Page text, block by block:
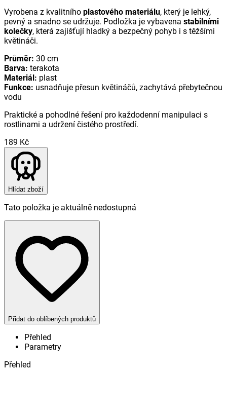
Vyrobena z kvalitního plastového materiálu, který je lehký,
pevný a snadno se udržuje. Podložka je vybavena stabilními
kolečky, která zajišťují hladký a bezpečný pohyb i s těžšími
květináči.
Průměr: 30 cm
Barva: terakota
Materiál: plast
Funkce: usnadňuje přesun květináčů, zachytává přebytečnou
vodu
Praktické a pohodlné řešení pro každodenní manipulaci s
rostlinami a udržení čistého prostředí.
189 Kč
Hlídat zboží
Tato položka je aktuálně nedostupná
Přidat do oblíbených produktů
Přehled
Parametry
Přehled